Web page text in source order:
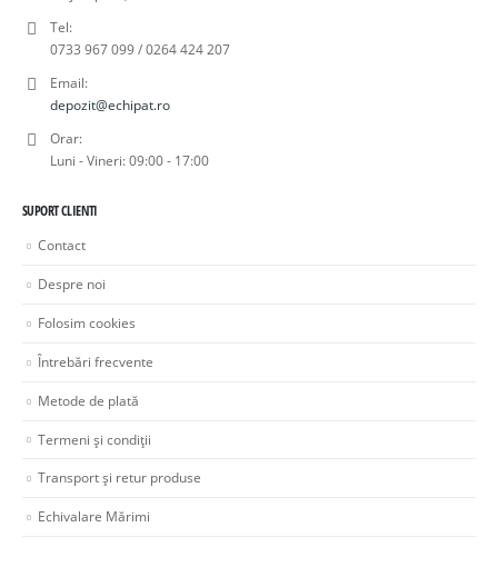
Tel:
0733 967 099 / 0264 424 207
Email:
depozit@echipat.ro
Orar:
Luni - Vineri: 09:00 - 17:00
SUPORT CLIENTI
Contact
Despre noi
Folosim cookies
Întrebări frecvente
Metode de plată
Termeni și condiții
Transport și retur produse
Echivalare Mărimi